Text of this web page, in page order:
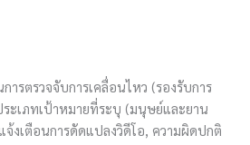
การตรวจจับการเคลื่อนไหว (รองรับการ
ะเภทเป้าหมายที่ระบุ (มนุษย์และยาน
จ้งเตือนการดัดแปลงวิดีโอ, ความผิดปกติ